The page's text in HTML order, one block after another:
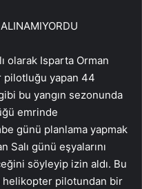
olarak Isparta Orman
pilotluğu yapan 44
bu yangın sezonunda
emrinde
günü planlama yapmak
Salı günü eşyalarını
söyleyip izin aldı. Bu
helikopter pilotundan bir